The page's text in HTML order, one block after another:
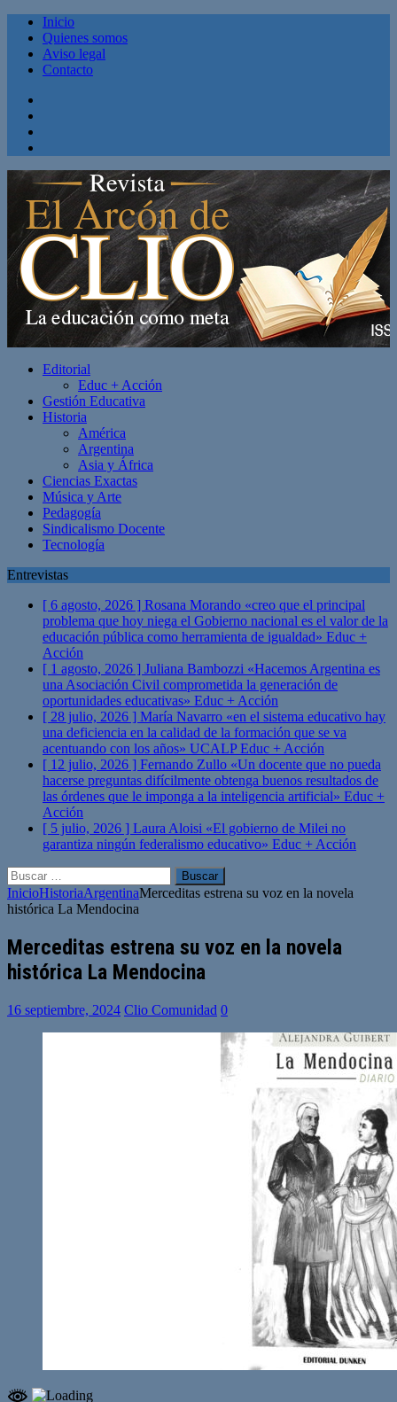
Inicio
Quienes somos
Aviso legal
Contacto
Editorial
Educ + Acción
Gestión Educativa
Historia
América
Argentina
Asia y África
Ciencias Exactas
Música y Arte
Pedagogía
Sindicalismo Docente
Tecnología
Entrevistas
[ 6 agosto, 2026 ] Rosana Morando «creo que el principal
problema que hoy niega el Gobierno nacional es el valor de la
educación pública como herramienta de igualdad» Educ +
Acción
[ 1 agosto, 2026 ] Juliana Bambozzi «Hacemos Argentina es
una Asociación Civil comprometida la generación de
oportunidades educativas» Educ + Acción
[ 28 julio, 2026 ] María Navarro «en el sistema educativo hay
una deficiencia en la calidad de la formación que se va
acentuando con los años» UCALPEduc + Acción
[ 12 julio, 2026 ] Fernando Zullo «Un docente que no pueda
hacerse preguntas difícilmente obtenga buenos resultados de
las órdenes que le imponga a la inteligencia artificial» Educ +
Acción
[ 5 julio, 2026 ] Laura Aloisi «El gobierno de Milei no
garantiza ningún federalismo educativo» Educ + Acción
Buscar:
InicioHistoriaArgentinaMerceditas estrena su voz en la novela
histórica La Mendocina
Merceditas estrena su voz en la novela
histórica La Mendocina
16 septiembre, 2024 Clio Comunidad 0